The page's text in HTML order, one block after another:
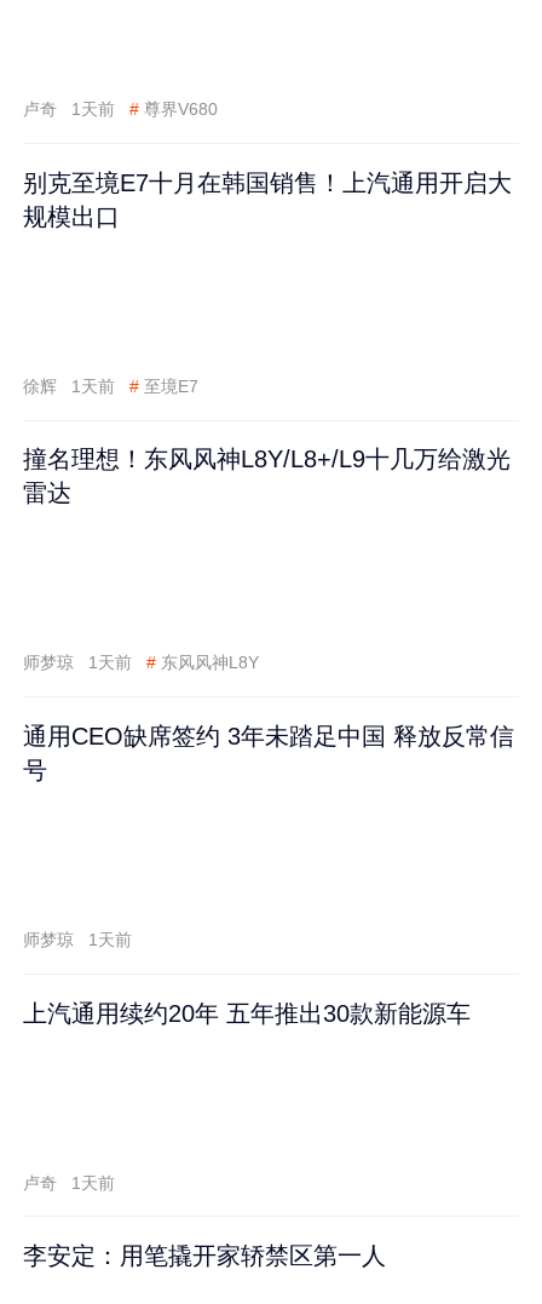
卢奇 1天前 # 尊界V680
别克至境E7十月在韩国销售！上汽通用开启大
规模出口
徐辉 1天前 # 至境E7
撞名理想！东风风神L8Y/L8+/L9十几万给激光
雷达
师梦琼 1天前 # 东风风神L8Y
通用CEO缺席签约 3年未踏足中国 释放反常信
号
师梦琼 1天前
上汽通用续约20年 五年推出30款新能源车
卢奇 1天前
李安定：用笔撬开家轿禁区第一人